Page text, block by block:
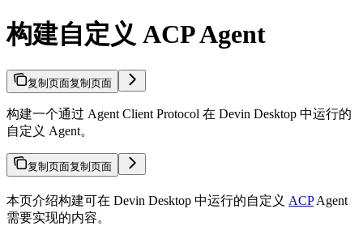
构建自定义 ACP Agent
复制页面复制页面
构建一个通过 Agent Client Protocol 在 Devin Desktop 中运行的
自定义 Agent。
复制页面复制页面
本页介绍构建可在 Devin Desktop 中运行的自定义 ACPAgent
需要实现的内容。